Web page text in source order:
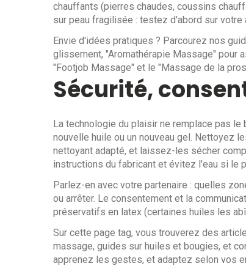
chauffants (pierres chaudes, coussins
sur peau fragilisée : testez d'abord sur votre
Envie d'idées pratiques ? Parcourez nos
glissement, "Aromathérapie Massage" pour
"Footjob Massage" et le "Massage de la
Sécurité,
La technologie du plaisir ne remplace pas
nouvelle huile ou un nouveau gel. Nettoyez
nettoyant adapté, et laissez-les sécher
instructions du fabricant et évitez l'eau si le
Parlez-en avec votre partenaire : quelles
ou arrêter. Le consentement et la
préservatifs en latex (certaines huiles les
Sur cette page tag, vous trouverez des
massage, guides sur huiles et bougies, et
apprenez les gestes, et adaptez selon vos